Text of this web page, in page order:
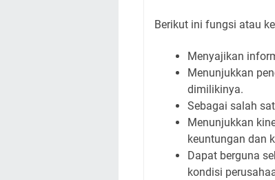
Berikut ini fungsi atau
Menyajikan
Menunjukkan
dimilikinya.
Sebagai salah
Menunjukkan
keuntungan dan
Dapat berguna
kondisi